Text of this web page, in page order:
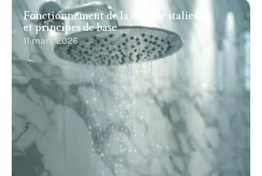
Fonctionnement de la douche italienne
et principes de base
11 mars 2026